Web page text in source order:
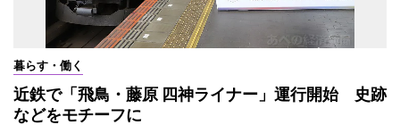
暮らす・働く
近鉄で「飛鳥・藤原 四神ライナー」運行開始 史跡
などをモチーフに